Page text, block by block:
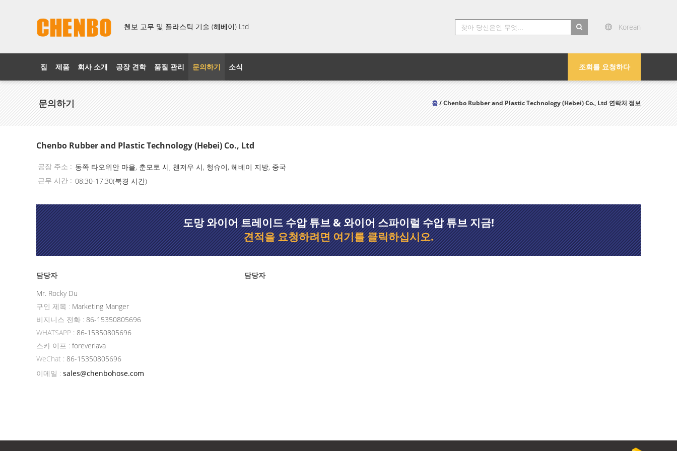
첸보 고무 및 플라스틱 기술 (헤베이) Ltd
Korean
조회를 요청하다
집 제품 회사 소개 공장 견학 품질 관리 문의하기 소식
문의하기 홈/ Chenbo Rubber and Plastic Technology (Hebei) Co., Ltd 연락처 정보
Chenbo Rubber and Plastic Technology (Hebei) Co., Ltd
공장 주소 : 동쪽 타오위안 마을, 춘모토 시, 첸저우 시, 헝슈이, 헤베이 지방, 중국
근무 시간 : 08:30-17:30(북경 시간)
도망 와이어 트레이드 수압 튜브 & 와이어 스파이럴 수압 튜브 지금!
견적을 요청하려면 여기를 클릭하십시오.
담당자
Mr. Rocky Du
구인 제목 : Marketing Manger
비지니스 전화 : 86-15350805696
WHATSAPP : 86-15350805696
스카 이프 : foreverlava
WeChat : 86-15350805696
이메일 : sales@chenbohose.com
담당자